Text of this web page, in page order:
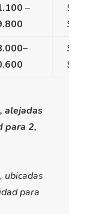
–
$
$
–
$
$
alejadas
para 2,
ubicadas
para